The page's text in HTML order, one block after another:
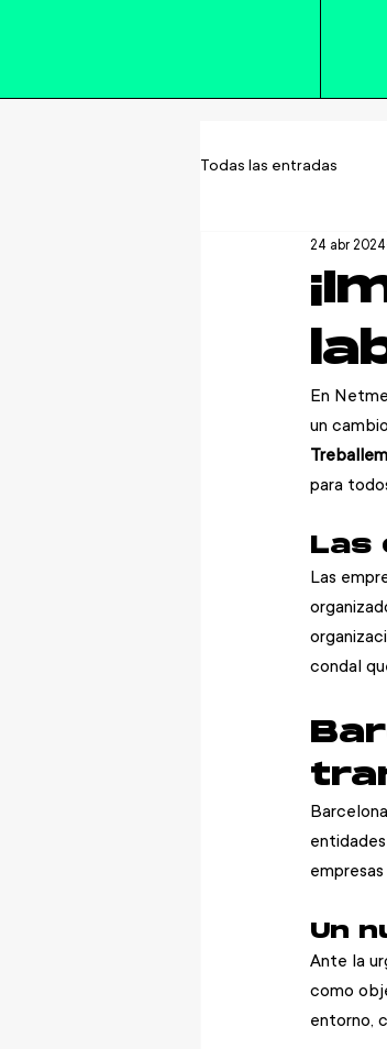
Todas las entradas
24 abr 2024
En
un
para
Las
Las
condal
Un
Ante la
como
entorno,